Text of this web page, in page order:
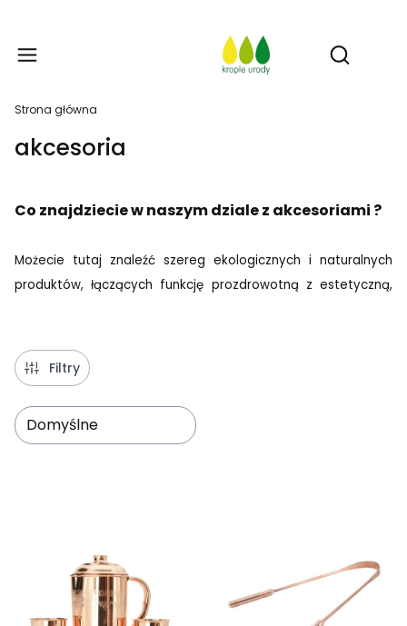
Otwórz
Strona główna
akcesoria
Co znajdziecie w naszym dziale z akcesoriami ?
Możecie tutaj znaleźć szereg ekologicznych i naturalnych
produktów, łączących funkcję prozdrowotną z estetyczną,
Przy wyborze akcesoriów, do naszego sklepu, stawiamy na
jakość i oryginalność. Ważne są przede wszystkim materiały,
z których produkt został stworzony. Popieramy ideę Zero
Waste, więc w Kroplach Urody możecie również bambusowe
Filtry
Domyślne